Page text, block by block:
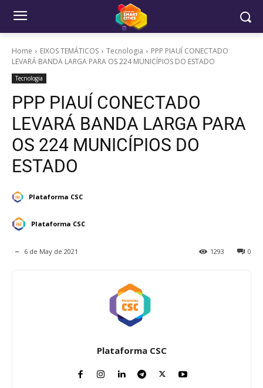
Home EIXOS TEMÁTICOS Tecnologia
PPP PIAUÍ CONECTADO
LEVARÁ BANDA LARGA PARA OS 224 MUNICÍPIOS DO ESTADO
Tecnologia
PPP PIAUÍ CONECTADO
LEVARÁ BANDA LARGA PARA
OS 224 MUNICÍPIOS DO
ESTADO
Plataforma CSC
Plataforma CSC
6 de May de 2021 0
1293
Plataforma CSC